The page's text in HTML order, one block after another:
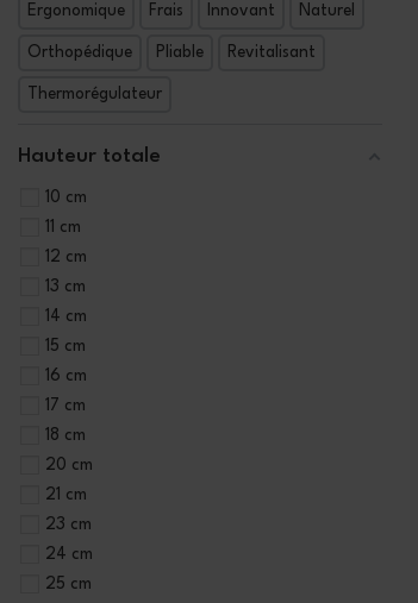
Ergonomique Frais Innovant Naturel
Orthopédique Pliable Revitalisant
Thermorégulateur
Hauteur totale
10 cm
11 cm
12 cm
13 cm
14 cm
15 cm
16 cm
17 cm
18 cm
20 cm
21 cm
23 cm
24 cm
25 cm